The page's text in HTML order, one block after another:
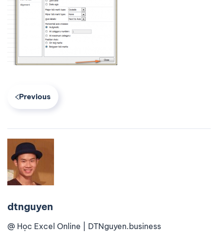
Previous
dtnguyen
@ Học Excel Online | DTNguyen.business